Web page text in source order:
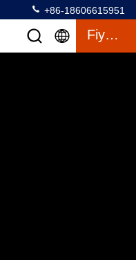
+86-18606615951
Fiyat Teklifi